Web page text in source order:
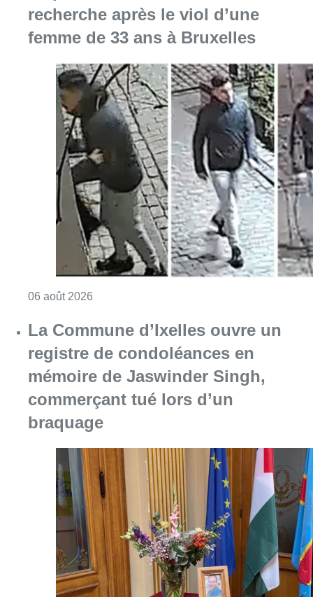
recherche après le viol d’une
femme de 33 ans à Bruxelles
06 août 2026
La Commune d’Ixelles ouvre un
registre de condoléances en
mémoire de Jaswinder Singh,
commerçant tué lors d’un
braquage